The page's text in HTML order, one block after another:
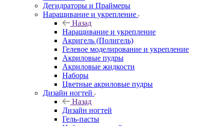
Дегидраторы и Праймеры
Наращивание и укрепление
Назад
Наращивание и укрепление
Акригель (Полигель)
Гелевое моделирование и укрепление
Акриловые пудры
Акриловые жидкости
Наборы
Цветные акриловые пудры
Дизайн ногтей
Назад
Дизайн ногтей
Гель-пасты